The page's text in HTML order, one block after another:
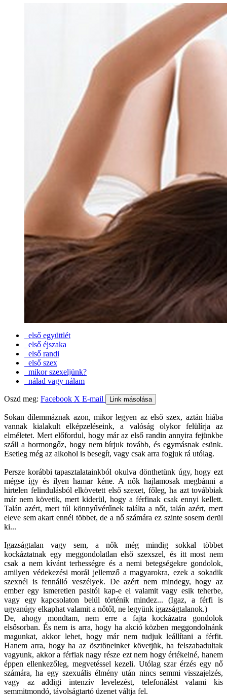
első együttlét
első éjszaka
első randi
első szex
mikor szexeljünk?
nálad vagy nálam
Oszd meg: Facebook X E-mail Link másolása
Sokan dilemmáznak azon, mikor legyen az első szex, aztán hiába
vannak kialakult elképzeléseink, a valóság olykor felülírja az
elméletet. Mert előfordul, hogy már az első randin annyira fejünkbe
száll a hormongőz, hogy nem bírjuk tovább, és egymásnak esünk.
Esetleg még az alkohol is besegít, vagy csak arra fogjuk rá utólag.
Persze korábbi tapasztalatainkból okulva dönthetünk úgy, hogy ezt
mégse így és ilyen hamar kéne. A nők hajlamosak megbánni a
hirtelen felindulásból elkövetett első szexet, főleg, ha azt továbbiak
már nem követik, mert kiderül, hogy a férfinak csak ennyi kellett.
Talán azért, mert túl könnyűvérűnek találta a nőt, talán azért, mert
eleve sem akart ennél többet, de a nő számára ez szinte sosem derül
ki...
Igazságtalan vagy sem, a nők még mindig sokkal többet
kockáztatnak egy meggondolatlan első szexszel, és itt most nem
csak a nem kívánt terhességre és a nemi betegségekre gondolok,
amilyen védekezési morál jellemző a magyarokra, ezek a sokadik
szexnél is fennálló veszélyek. De azért nem mindegy, hogy az
ember egy ismeretlen pasitól kap-e el valamit vagy esik teherbe,
vagy egy kapcsolaton belül történik mindez... (Igaz, a férfi is
ugyanúgy elkaphat valamit a nőtől, ne legyünk igazságtalanok.)
De, ahogy mondtam, nem erre a fajta kockázatra gondolok
elsősorban. És nem is arra, hogy ha akció közben meggondolnánk
magunkat, akkor lehet, hogy már nem tudjuk leállítani a férfit.
Hanem arra, hogy ha az ösztöneinket követjük, ha felszabadultak
vagyunk, akkor a férfiak nagy része ezt nem hogy értékelné, hanem
éppen ellenkezőleg, megvetéssel kezeli. Utólag szar érzés egy nő
számára, ha egy szexuális élmény után nincs semmi visszajelzés,
vagy az addigi intenzív levelezést, telefonálást valami kis
semmitmondó, távolságtartó üzenet váltja fel.